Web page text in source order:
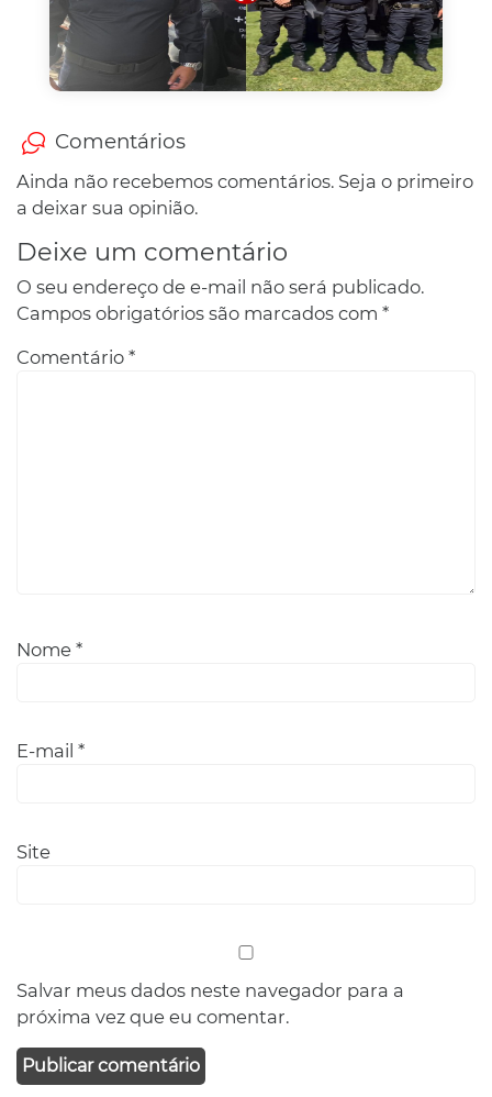
Comentários
Ainda não recebemos comentários. Seja o primeiro
a deixar sua opinião.
Deixe um comentário
O seu endereço de e-mail não será publicado.
Campos obrigatórios são marcados com *
Comentário *
Nome *
E-mail *
Site
Salvar meus dados neste navegador para a
próxima vez que eu comentar.